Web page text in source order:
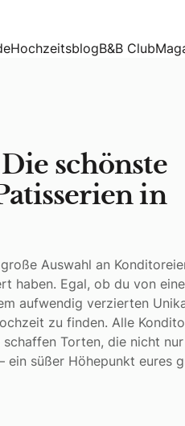
& Patisserien in Österreich
HochzeitsblogB&B Club
schönste
in
Auswahl an
haben. Egal, ob du von
aufwendig verzierten
zu finden. Alle
Torten, die nicht
süßer Höhepunkt eures